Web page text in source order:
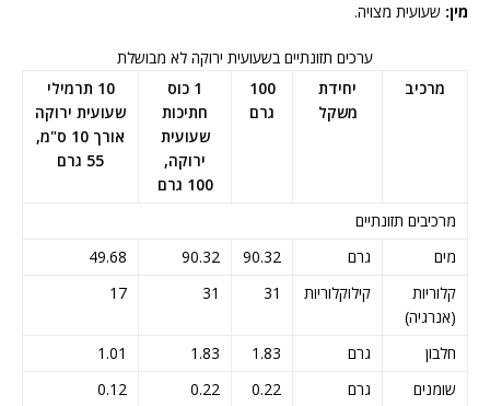
מין: שעועית מצויה.
ערכים תזונתיים בשעועית ירוקה לא מבושלת
מרכיב
יחידת
משקל
100
גרם
1 כוס
חתיכות
שעועית
ירוקה,
100 גרם
10 תרמילי
שעועית ירוקה
אורך 10 ס"מ,
55 גרם
מרכיבים תזונתיים
מים
גרם 90.32
90.32
49.68
קלוריות
(אנרגיה)
קילוקלוריות 31
31
17
חלבון גרם 1.83
1.83
1.01
שומנים
גרם 0.22
0.22
0.12